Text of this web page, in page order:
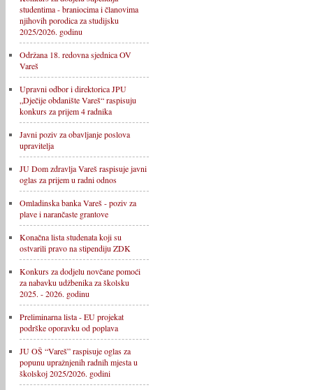
studentima - braniocima i članovima
njihovih porodica za studijsku
2025/2026. godinu
Održana 18. redovna sjednica OV
Vareš
Upravni odbor i direktorica JPU
„Dječije obdanište Vareš“ raspisuju
konkurs za prijem 4 radnika
Javni poziv za obavljanje poslova
upravitelja
JU Dom zdravlja Vareš raspisuje javni
oglas za prijem u radni odnos
Omladinska banka Vareš - poziv za
plave i narančaste grantove
Konačna lista studenata koji su
ostvarili pravo na stipendiju ZDK
Konkurs za dodjelu novčane pomoći
za nabavku udžbenika za školsku
2025. - 2026. godinu
Preliminarna lista - EU projekat
podrške oporavku od poplava
JU OŠ “Vareš” raspisuje oglas za
popunu upražnjenih radnih mjesta u
školskoj 2025/2026. godini